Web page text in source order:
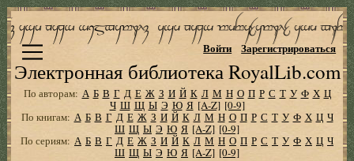
Электронная библиотека RoyalLib.com
Войти Зарегистрироваться
По авторам: А Б В Г Д Е Ж З И Й К Л М Н О П Р С Т У Ф Х Ц
Ч Ш Щ Ы Э Ю Я [A-Z] [0-9]
По книгам: А Б В Г Д Е Ж З И Й К Л М Н О П Р С Т У Ф Х Ц Ч
Ш Щ Ы Э Ю Я [A-Z] [0-9]
По сериям: А Б В Г Д Е Ж З И Й К Л М Н О П Р С Т У Ф Х Ц Ч
Ш Щ Ы Э Ю Я [A-Z] [0-9]